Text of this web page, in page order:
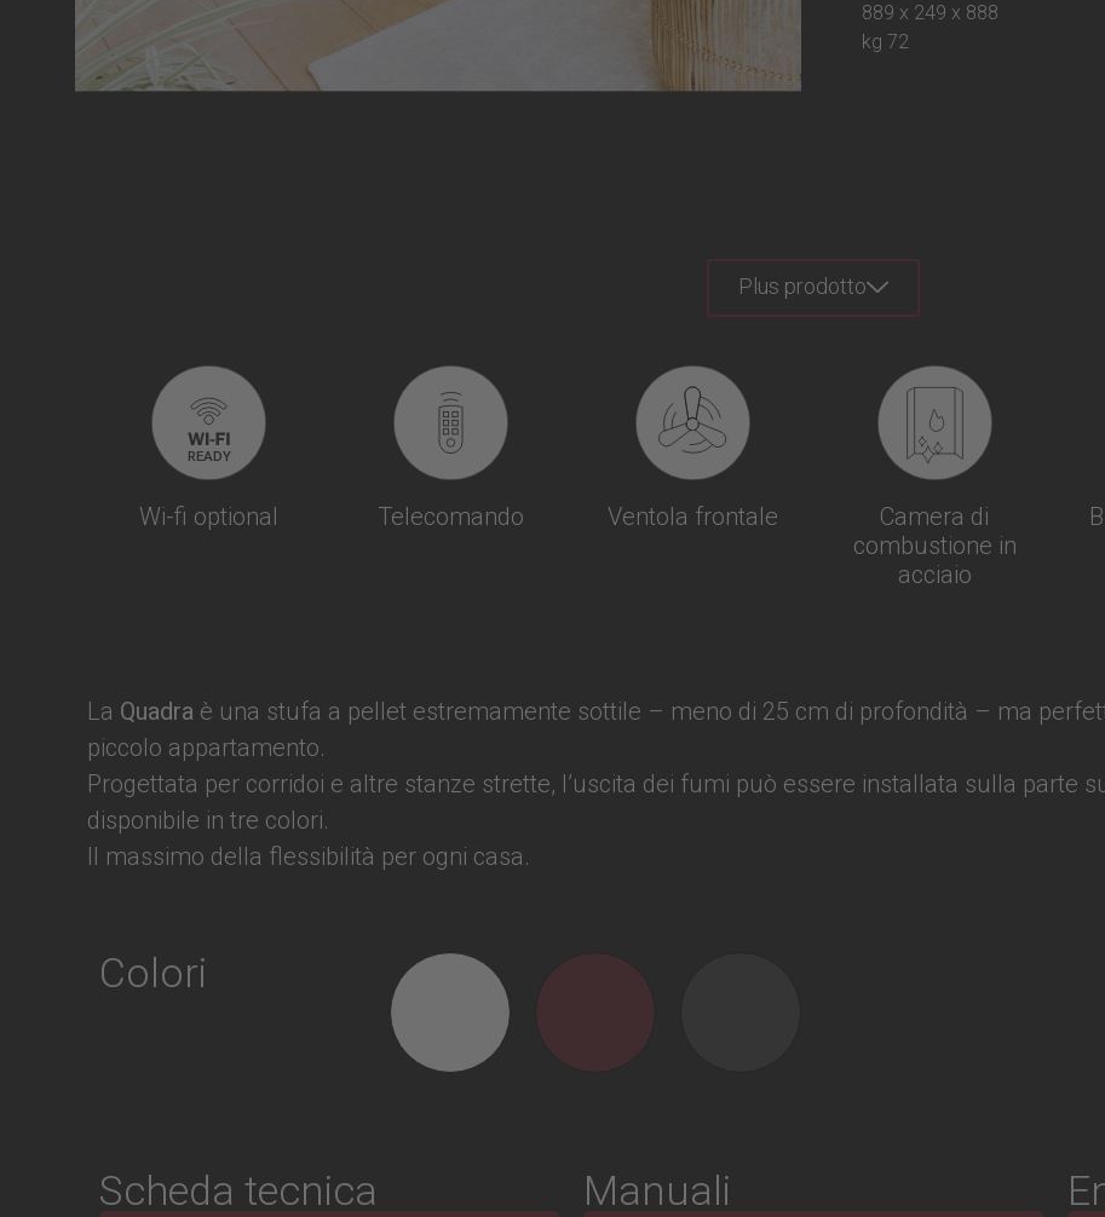
889 x 249 x 888
kg 72
Plus prodotto
Wi-fi optional Telecomando Ventola frontale
Camera di
combustione in
acciaio
La Quadra è una stufa a pellet estremamente sottile – meno di 25 cm di profondità – ma
piccolo appartamento.
Progettata per corridoi e altre stanze strette, l’uscita dei fumi può essere installata sulla parte
disponibile in tre colori.
Il massimo della flessibilità per ogni casa.
Colori
Scheda tecnica Manuali